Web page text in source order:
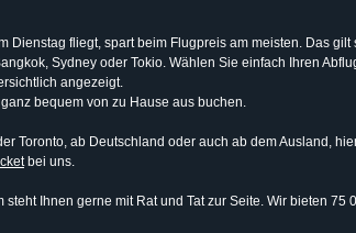
fliegt, spart beim Flugpreis am meisten. Das
Sydney oder Tokio. Wählen Sie einfach Ihren
angezeigt.
bequem von zu Hause aus buchen.
Toronto, ab Deutschland oder auch ab dem Ausland,
bei uns.
Ihnen gerne mit Rat und Tat zur Seite. Wir bieten